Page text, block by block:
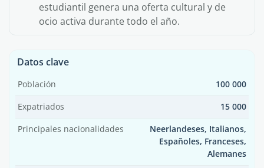
estudiantil genera una oferta cultural y de
ocio activa durante todo el año.
Datos clave
Población 100 000
Expatriados 15 000
Principales nacionalidades
Neerlandeses, Italianos,
Españoles, Franceses,
Alemanes